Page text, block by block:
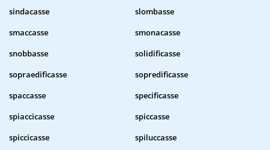
sindacasse
slombasse
smaccasse
smonacasse
snobbasse
solidificasse
sopraedificasse
sopredificasse
spaccasse
specificasse
spiaccicasse
spiccasse
spiccicasse
spiluccasse